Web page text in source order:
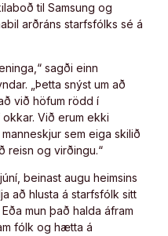
til Samsung og
arðráns starfsfólks sé á
sagði einn
„Þetta snýst um að
við höfum rödd í
Við erum ekki
sem eiga skilið
reisn og virðingu.“
beinast augu heimsins
að hlusta á starfsfólk sitt
mun það halda áfram
fólk og hætta á